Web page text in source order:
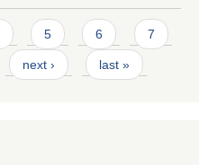
5 6 7
next › last »